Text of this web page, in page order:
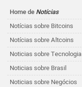
Home de Notícias
Notícias sobre Bitcoins
Notícias sobre Altcoins
Noticias sobre Tecnologia
Noticias sobre Brasil
Noticias sobre Negócios